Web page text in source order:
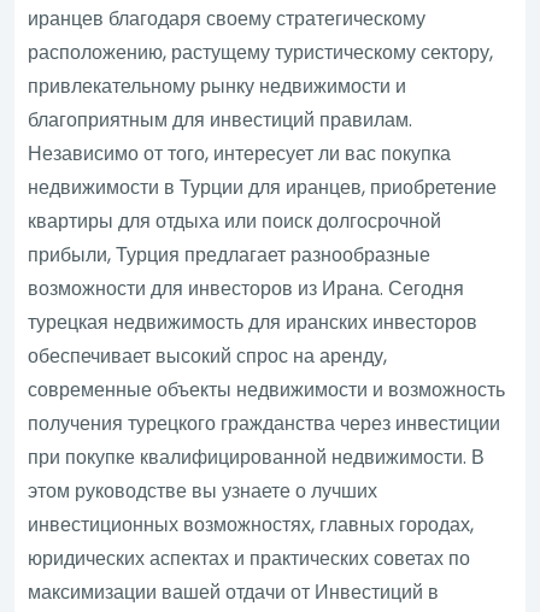
иранцев благодаря своему стратегическому
расположению, растущему туристическому сектору,
привлекательному рынку недвижимости и
благоприятным для инвестиций правилам.
Независимо от того, интересует ли вас покупка
недвижимости в Турции для иранцев, приобретение
квартиры для отдыха или поиск долгосрочной
прибыли, Турция предлагает разнообразные
возможности для инвесторов из Ирана. Сегодня
турецкая недвижимость для иранских инвесторов
обеспечивает высокий спрос на аренду,
современные объекты недвижимости и возможность
получения турецкого гражданства через инвестиции
при покупке квалифицированной недвижимости. В
этом руководстве вы узнаете о лучших
инвестиционных возможностях, главных городах,
юридических аспектах и практических советах по
максимизации вашей отдачи от Инвестиций в